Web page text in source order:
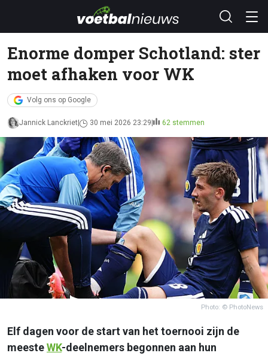
Enorme domper Schotland: ster
moet afhaken voor WK
Volg ons op Google
Jannick Lanckriet 30 mei 2026 23:29 62 stemmen
Photo: © PhotoNews
Elf dagen voor de start van het toernooi zijn de
meesteWK-deelnemers begonnen aan hun